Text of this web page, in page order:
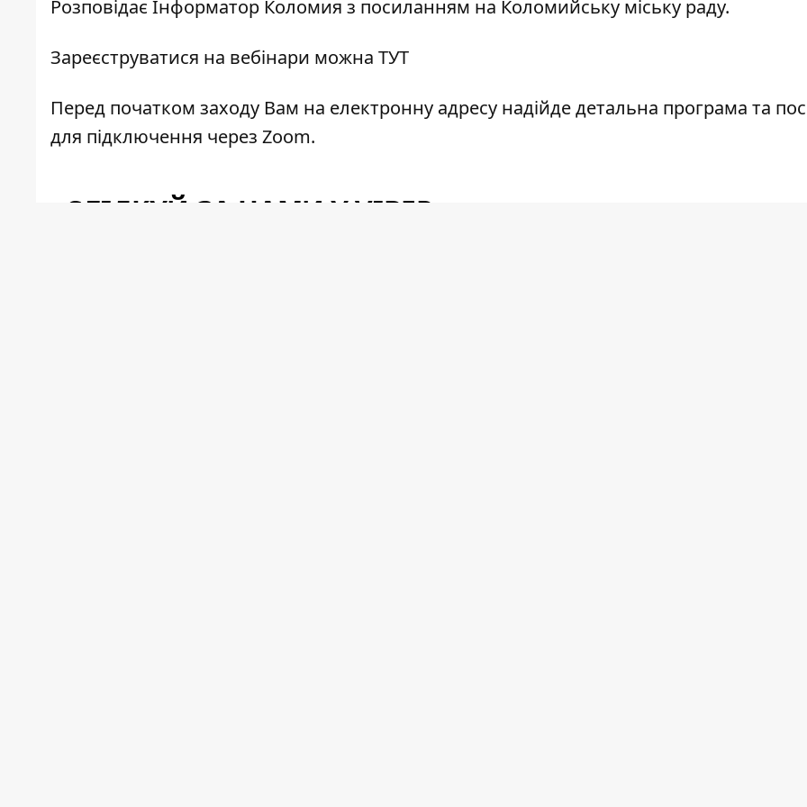
Розповідає Інформатор Коломия з посиланням на Коломийську міську раду.
Зареєструватися на вебінари можна ТУТ
Перед початком заходу Вам на електронну адресу надійде детальна програма та
для підключення через Zoom.
СЛІДКУЙ ЗА НАМИ У VIBER